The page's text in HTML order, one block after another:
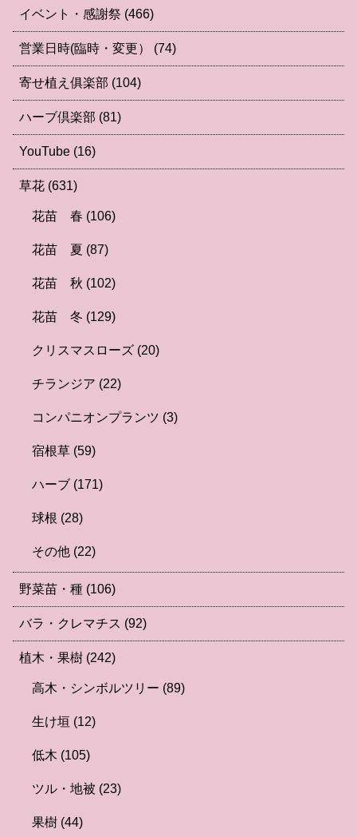
イベント・感謝祭 (466)
営業日時(臨時・変更） (74)
寄せ植え俱楽部 (104)
ハーブ倶楽部 (81)
YouTube (16)
草花 (631)
花苗 春 (106)
花苗 夏 (87)
花苗 秋 (102)
花苗 冬 (129)
クリスマスローズ (20)
チランジア (22)
コンパニオンプランツ (3)
宿根草 (59)
ハーブ (171)
球根 (28)
その他 (22)
野菜苗・種 (106)
バラ・クレマチス (92)
植木・果樹 (242)
高木・シンボルツリー (89)
生け垣 (12)
低木 (105)
ツル・地被 (23)
果樹 (44)